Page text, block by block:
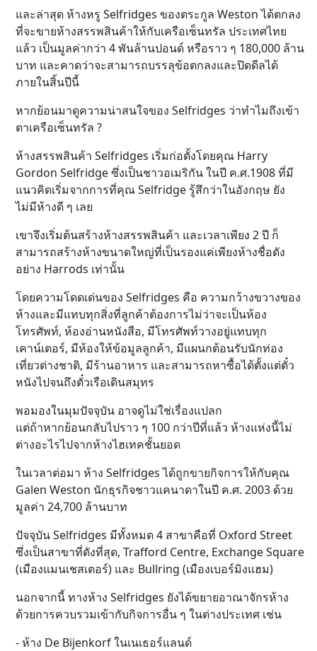
และล่าสุด ห้างหรู Selfridges ของตระกูล Weston ได้ตกลง
ที่จะขายห้างสรรพสินค้าให้กับเครือเซ็นทรัล ประเทศไทย
แล้ว เป็นมูลค่ากว่า 4 พันล้านปอนด์ หรือราว ๆ 180,000 ล้าน
บาท และคาดว่าจะสามารถบรรลุข้อตกลงและปิดดีลได้
ภายในสิ้นปีนี้
หากย้อนมาดูความน่าสนใจของ Selfridges ว่าทำไมถึงเข้า
ตาเครือเซ็นทรัล ?
ห้างสรรพสินค้า Selfridges เริ่มก่อตั้งโดยคุณ Harry
Gordon Selfridge ซึ่งเป็นชาวอเมริกัน ในปี ค.ศ.1908 ที่มี
แนวคิดเริ่มจากการที่คุณ Selfridge รู้สึกว่าในอังกฤษ ยัง
ไม่มีห้างดี ๆ เลย
เขาจึงเริ่มต้นสร้างห้างสรรพสินค้า และเวลาเพียง 2 ปี ก็
สามารถสร้างห้างขนาดใหญ่ที่เป็นรองแค่เพียงห้างชื่อดัง
อย่าง Harrods เท่านั้น
โดยความโดดเด่นของ Selfridges คือ ความกว้างขวางของ
ห้างและมีแทบทุกสิ่งที่ลูกค้าต้องการไม่ว่าจะเป็นห้อง
โทรศัพท์, ห้องอ่านหนังสือ, มีโทรศัพท์วางอยู่แทบทุก
เคาน์เตอร์, มีห้องให้ข้อมูลลูกค้า, มีแผนกต้อนรับนักท่อง
เที่ยวต่างชาติ, มีร้านอาหาร และสามารถหาซื้อได้ตั้งแต่ตั๋ว
หนังไปจนถึงตั๋วเรือเดินสมุทร
พอมองในมุมปัจจุบัน อาจดูไม่ใช่เรื่องแปลก
แต่ถ้าหากย้อนกลับไปราว ๆ 100 กว่าปีที่แล้ว ห้างแห่งนี้ไม่
ต่างอะไรไปจากห้างไฮเทคชั้นยอด
ในเวลาต่อมา ห้าง Selfridges ได้ถูกขายกิจการให้กับคุณ
Galen Weston นักธุรกิจชาวแคนาดาในปี ค.ศ. 2003 ด้วย
มูลค่า 24,700 ล้านบาท
ปัจจุบัน Selfridges มีทั้งหมด 4 สาขาคือที่ Oxford Street
ซึ่งเป็นสาขาที่ดังที่สุด, Trafford Centre, Exchange Square
(เมืองแมนเชสเตอร์) และ Bullring (เมืองเบอร์มิงแฮม)
นอกจากนี้ ทางห้าง Selfridges ยังได้ขยายอาณาจักรห้าง
ด้วยการควบรวมเข้ากับกิจการอื่น ๆ ในต่างประเทศ เช่น
- ห้าง De Bijenkorf ในเนเธอร์แลนด์